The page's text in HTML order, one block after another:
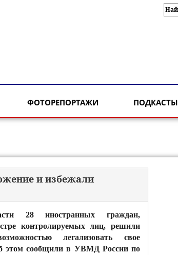
ФОТОРЕПОРТАЖИ ПОДКАСТЫ
и избежали
28 иностранных граждан,
контролируемых лиц, решили
легализовать свое
этом сообщили в УВМД России по